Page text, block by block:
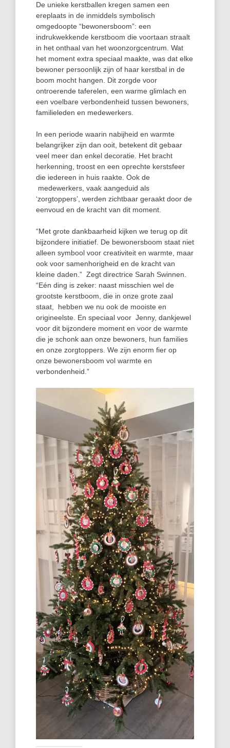
De unieke kerstballen kregen samen een
ereplaats in de inmiddels symbolisch
omgedoopte “bewonersboom”: een
indrukwekkende kerstboom die voortaan straalt
in het onthaal van het woonzorgcentrum. Wat
het moment extra speciaal maakte, was dat elke
bewoner persoonlijk zijn of haar kerstbal in de
boom mocht hangen. Dit zorgde voor
ontroerende taferelen, een warme glimlach en
een voelbare verbondenheid tussen bewoners,
familieleden en medewerkers.
In een periode waarin nabijheid en warmte
belangrijker zijn dan ooit, betekent dit gebaar
veel meer dan enkel decoratie. Het bracht
herkenning, troost en een oprechte kerstsfeer
die iedereen in huis raakte. Ook de
medewerkers, vaak aangeduid als
‘zorgtoppers’, werden zichtbaar geraakt door de
eenvoud en de kracht van dit moment.
“Met grote dankbaarheid kijken we terug op dit
bijzondere initiatief. De bewonersboom staat niet
alleen symbool voor creativiteit en warmte, maar
ook voor samenhorigheid en de kracht van
kleine daden.” Zegt directrice Sarah Swinnen.
“Eén ding is zeker: naast misschien wel de
grootste kerstboom, die in onze grote zaal
staat, hebben we nu ook de mooiste en
origineelste. En speciaal voor Jenny, dankjewel
voor dit bijzondere moment en voor de warmte
die je schonk aan onze bewoners, hun families
en onze zorgtoppers. We zijn enorm fier op
onze bewonersboom vol warmte en
verbondenheid.”